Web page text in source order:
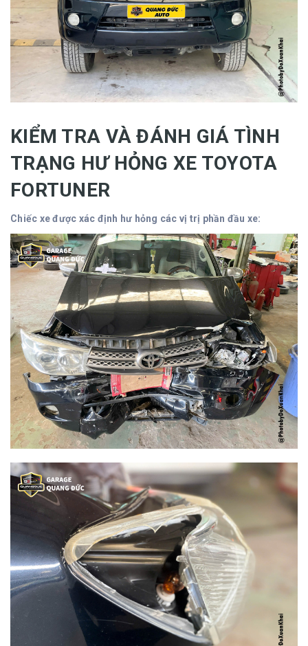
KIỂM TRA VÀ ĐÁNH GIÁ TÌNH
TRẠNG HƯ HỎNG XE TOYOTA
FORTUNER
Chiếc xe được xác định hư hỏng các vị trị phần đầu xe: